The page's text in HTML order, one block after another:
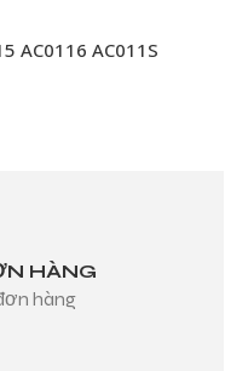
AC0116 AC011S
HÀNG
hàng